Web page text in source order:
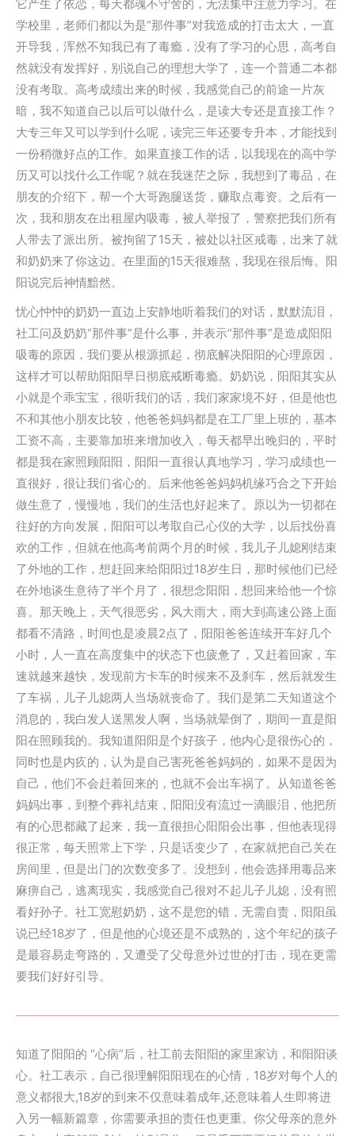
它产生了依恋，每天都魂不守舍的，无法集中注意力学习。在
学校里，老师们都以为是“那件事”对我造成的打击太大，一直
开导我，浑然不知我已有了毒瘾，没有了学习的心思，高考自
然就没有发挥好，别说自己的理想大学了，连一个普通二本都
没有考取。高考成绩出来的时候，我感觉自己的前途一片灰
暗，我不知道自己以后可以做什么，是读大专还是直接工作？
大专三年又可以学到什么呢，读完三年还要专升本，才能找到
一份稍微好点的工作。如果直接工作的话，以我现在的高中学
历又可以找什么工作呢？就在我迷茫之际，我想到了毒品，在
朋友的介绍下，帮一个大哥跑腿送货，赚取点毒资。之后有一
次，我和朋友在出租屋内吸毒，被人举报了，警察把我们所有
人带去了派出所。被拘留了15天，被处以社区戒毒，出来了就
和奶奶来了你这边。在里面的15天很难熬，我现在很后悔。阳
阳说完后神情黯然。
忧心忡忡的奶奶一直边上安静地听着我们的对话，默默流泪，
社工问及奶奶“那件事”是什么事，并表示“那件事”是造成阳阳
吸毒的原因，我们要从根源抓起，彻底解决阳阳的心理原因，
这样才可以帮助阳阳早日彻底戒断毒瘾。奶奶说，阳阳其实从
小就是个乖宝宝，很听我们的话，我们家家境不好，但是他也
不和其他小朋友比较，他爸爸妈妈都是在工厂里上班的，基本
工资不高，主要靠加班来增加收入，每天都早出晚归的，平时
都是我在家照顾阳阳，阳阳一直很认真地学习，学习成绩也一
直很好，很让我们省心的。后来他爸爸妈妈机缘巧合之下开始
做生意了，慢慢地，我们的生活也好起来了。原以为一切都在
往好的方向发展，阳阳可以考取自己心仪的大学，以后找份喜
欢的工作，但就在他高考前两个月的时候，我儿子儿媳刚结束
了外地的工作，想赶回来给阳阳过18岁生日，那时候他们已经
在外地谈生意待了半个月了，很想念阳阳，想回来给他一个惊
喜。那天晚上，天气很恶劣，风大雨大，雨大到高速公路上面
都看不清路，时间也是凌晨2点了，阳阳爸爸连续开车好几个
小时，人一直在高度集中的状态下也疲惫了，又赶着回家，车
速就越来越快，发现前方卡车的时候来不及刹车，然后就发生
了车祸，儿子儿媳两人当场就丧命了。我们是第二天知道这个
消息的，我白发人送黑发人啊，当场就晕倒了，期间一直是阳
阳在照顾我的。我知道阳阳是个好孩子，他内心是很伤心的，
同时也是内疚的，认为是自己害死爸爸妈妈的，如果不是因为
自己，他们不会赶着回来的，也就不会出车祸了。从知道爸爸
妈妈出事，到整个葬礼结束，阳阳没有流过一滴眼泪，他把所
有的心思都藏了起来，我一直很担心阳阳会出事，但他表现得
很正常，每天照常上下学，只是话变少了，在家就把自己关在
房间里，但是出门的次数变多了。没想到，他会选择用毒品来
麻痹自己，逃离现实，我感觉自己很对不起儿子儿媳，没有照
看好孙子。社工宽慰奶奶，这不是您的错，无需自责，阳阳虽
说已经18岁了，但是他的心境还是不成熟的，这个年纪的孩子
是最容易走弯路的，又遭受了父母意外过世的打击，现在更需
要我们好好引导。
知道了阳阳的 “心病”后，社工前去阳阳的家里家访，和阳阳谈
心。社工表示，自己很理解阳阳现在的心情，18岁对每个人的
意义都很大,18岁的到来不仅意味着成年,还意味着人生即将进
入另一幅新篇章，你需要承担的责任也更重。你父母亲的意外